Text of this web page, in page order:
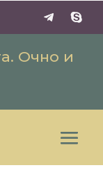
Очно и